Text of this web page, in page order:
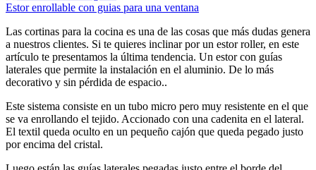
Estor enrollable con guias para una ventana
Las cortinas para la cocina es una de las cosas que más dudas genera
a nuestros clientes. Si te quieres inclinar por un estor roller, en este
artículo te presentamos la última tendencia. Un estor con guías
laterales que permite la instalación en el aluminio. De lo más
decorativo y sin pérdida de espacio..
Este sistema consiste en un tubo micro pero muy resistente en el que
se va enrollando el tejido. Accionado con una cadenita en el lateral.
El textil queda oculto en un pequeño cajón que queda pegado justo
por encima del cristal.